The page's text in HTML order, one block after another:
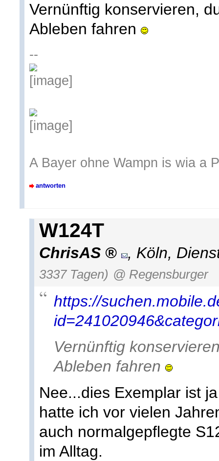
Vernünftig konservieren,
Ableben fahren
--
A Bayer ohne Wampn is wia a
antworten
W124T
ChrisAS , Köln,
3337 Tagen) @ Regensburger
https://
Vernünftig
Ableben fahren
Nee...dies Exemplar ist
hatte ich vor vielen
auch normalgepflegte
im Alltag.